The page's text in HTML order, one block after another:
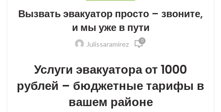
Вызвать эвакуатор просто – звоните,
и мы уже в пути
Julissaramirez 0
Услуги эвакуатора от 1000
рублей – бюджетные тарифы в
вашем районе